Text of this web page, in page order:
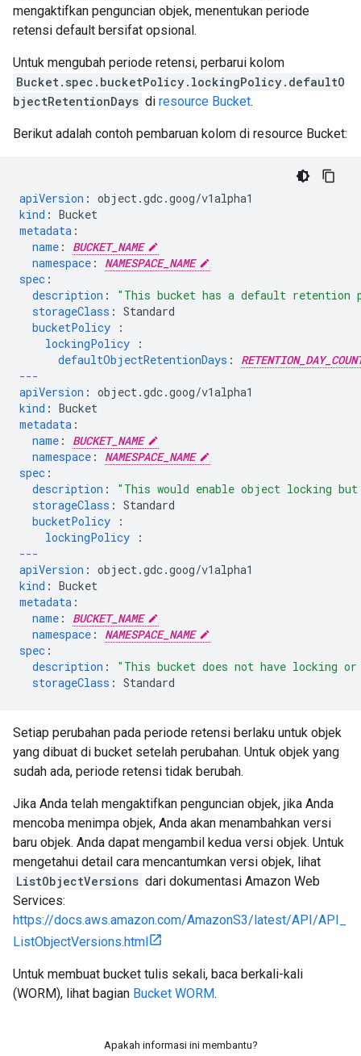
mengaktifkan penguncian objek, menentukan periode
retensi default bersifat opsional.
Untuk mengubah periode retensi, perbarui kolom
Bucket.spec.bucketPolicy.lockingPolicy.defaultO
bjectRetentionDays di resource Bucket.
Berikut adalah contoh pembaruan kolom di resource Bucket:
apiVersion : object.gdc.goog/v1alpha1
kind : Bucket
metadata :
name :
BUCKET_NAME
namespace :
NAMESPACE_NAME
spec :
description : "This bucket has a default retention
storageClass : Standard
bucketPolicy
:
lockingPolicy
:
defaultObjectRetentionDays :
---
apiVersion : object.gdc.goog/v1alpha1
kind : Bucket
metadata :
name :
BUCKET_NAME
namespace :
NAMESPACE_NAME
spec :
description : "This would enable object locking but
storageClass : Standard
bucketPolicy
:
lockingPolicy
:
---
apiVersion : object.gdc.goog/v1alpha1
kind : Bucket
metadata :
name :
BUCKET_NAME
namespace :
NAMESPACE_NAME
spec :
description : "This bucket does not have locking or
storageClass : Standard
Setiap perubahan pada periode retensi berlaku untuk objek
yang dibuat di bucket setelah perubahan. Untuk objek yang
sudah ada, periode retensi tidak berubah.
Jika Anda telah mengaktifkan penguncian objek, jika Anda
mencoba menimpa objek, Anda akan menambahkan versi
baru objek. Anda dapat mengambil kedua versi objek. Untuk
mengetahui detail cara mencantumkan versi objek, lihat
ListObjectVersions dari dokumentasi Amazon Web
Services:
https://docs.aws.amazon.com/AmazonS3/latest/API/API_
ListObjectVersions.html
Untuk membuat bucket tulis sekali, baca berkali-kali
(WORM), lihat bagian Bucket WORM.
Apakah informasi ini membantu?